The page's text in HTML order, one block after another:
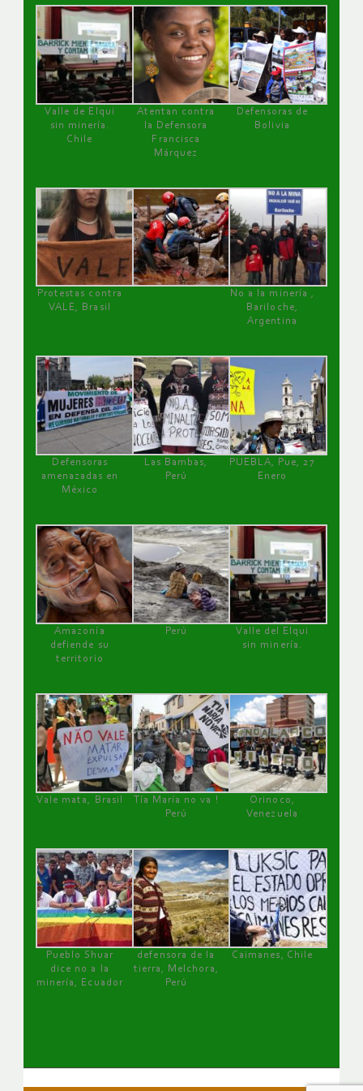
Valle de Elqui
sin minería.
Chile
Atentan contra
la Defensora
Francisca
Márquez
Defensoras de
Bolivia
Protestas contra
VALE, Brasil
No a la minería ,
Bariloche,
Argentina
Defensoras
amenazadas en
México
Las Bambas,
Perú
PUEBLA, Pue, 27
Enero
Amazonía
defiende su
territorio
Perú
Valle del Elqui
sin minería.
Vale mata, Brasil
Tía María no va !
Perú
Orinoco,
Venezuela
Pueblo Shuar
dice no a la
minería, Ecuador
defensora de la
tierra, Melchora,
Perú
Caimanes, Chile